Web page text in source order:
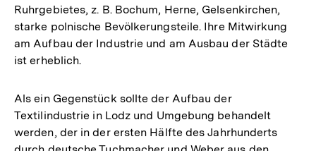
Ruhrgebietes, z. B. Bochum, Herne, Gelsenkirchen,
starke polnische Bevölkerungsteile. Ihre Mitwirkung
am Aufbau der Industrie und am Ausbau der Städte
ist erheblich.
Als ein Gegenstück sollte der Aufbau der
Textilindustrie in Lodz und Umgebung behandelt
werden, der in der ersten Hälfte des Jahrhunderts